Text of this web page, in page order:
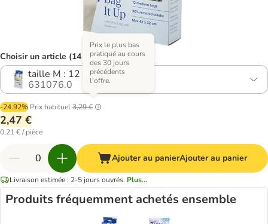
Choisir un article (14 variantes)
taille M : 12 sacs
631076.0
-24.92% Prix habituel3,29 €
Prix le plus bas
pratiqué au cours
des 30 jours
précédents
l'offre.
2,47 €
0,21 € / pièce
Ajouter au panierAjouter au panier
Livraison estimée : 2-5 jours ouvrés. Plus...
Produits fréquemment achetés ensemble